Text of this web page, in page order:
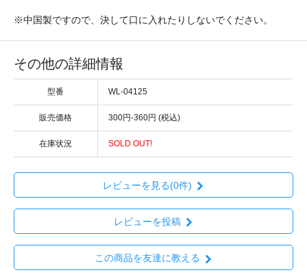
※中国製ですので、決して口に入れたりしないでください。
その他の詳細情報
型番 WL-04125
販売価格 300円-360円 (税込)
在庫状況 SOLD OUT!
レビューを見る(0件)
レビューを投稿
この商品を友達に教える